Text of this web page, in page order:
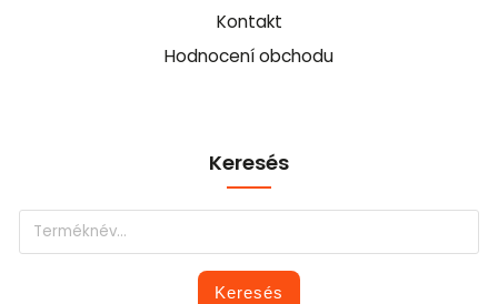
Kontakt
Hodnocení obchodu
Keresés
Keresés